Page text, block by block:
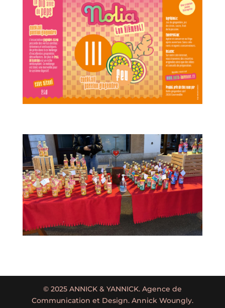
© 2025 ANNICK & YANNICK. Agence de
Communication et Design. Annick Woungly.